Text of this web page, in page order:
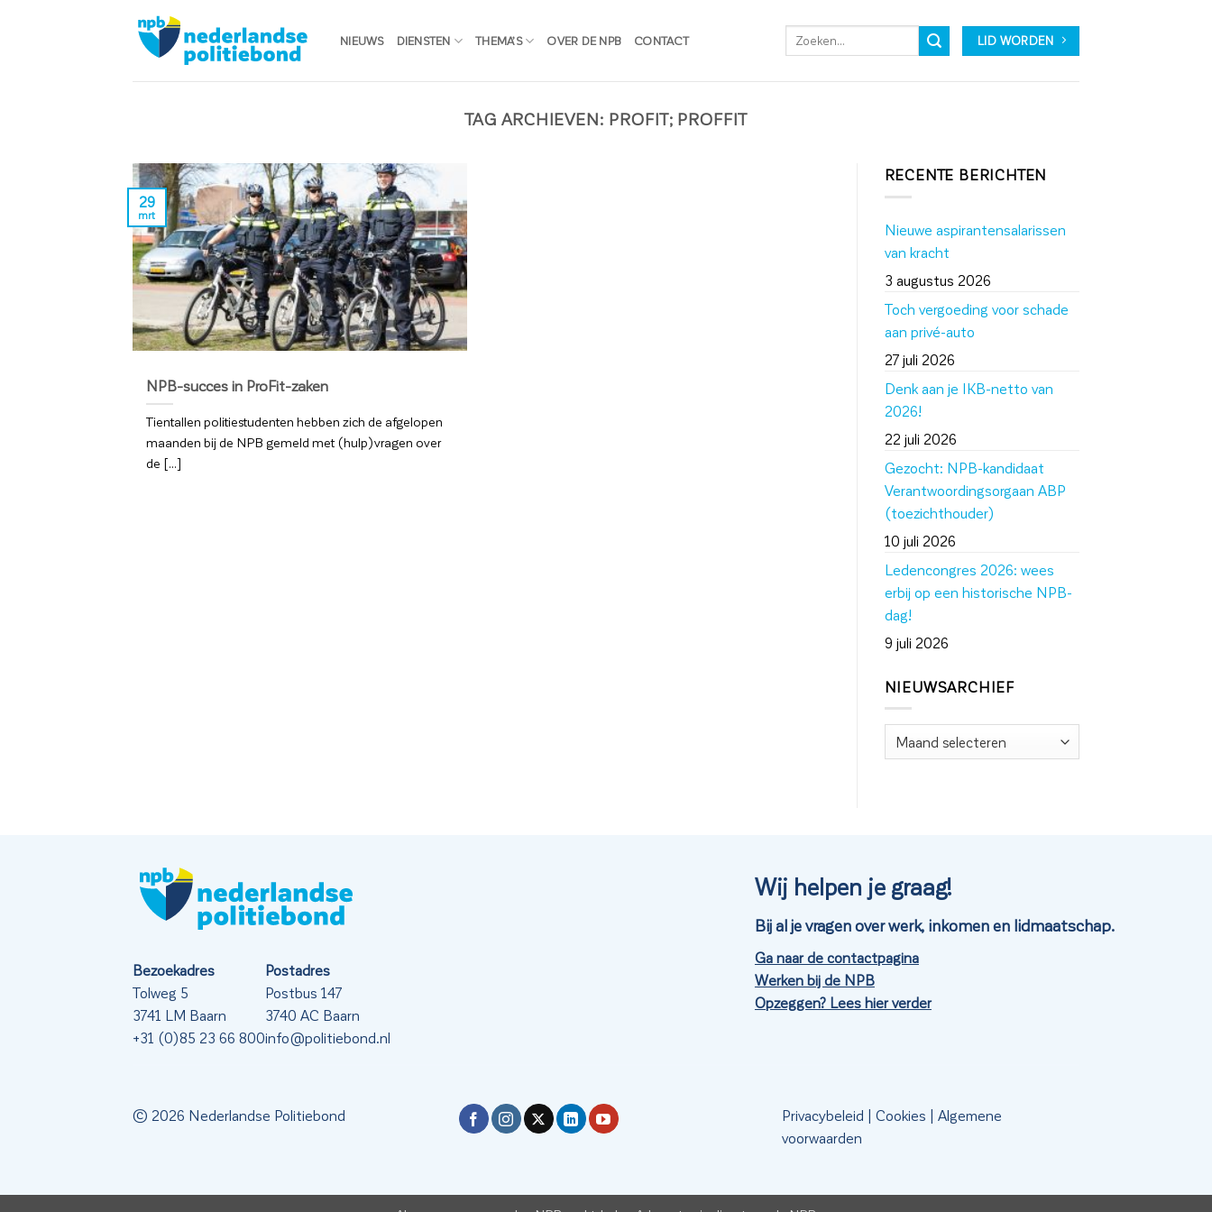
NIEUWS DIENSTEN THEMA’S OVER DE NPB CONTACT LID WORDEN
TAG ARCHIEVEN: PROFIT; PROFFIT
NPB-succes in ProFit-zaken
Tientallen politiestudenten hebben zich de afgelopen
maanden bij de NPB gemeld met (hulp)vragen over
de [...]
29
mrt
RECENTE BERICHTEN
Nieuwe aspirantensalarissen
van kracht
3 augustus 2026
Toch vergoeding voor schade
aan privé-auto
27 juli 2026
Denk aan je IKB-netto van
2026!
22 juli 2026
Gezocht: NPB-kandidaat
Verantwoordingsorgaan ABP
(toezichthouder)
10 juli 2026
Ledencongres 2026: wees
erbij op een historische NPB-
dag!
9 juli 2026
NIEUWSARCHIEF
Nieuwsarchief
Bezoekadres
Tolweg 5
3741 LM Baarn
+31 (0)85 23 66 800
Postadres
Postbus 147
3740 AC Baarn
info@politiebond.nl
Wij helpen je graag!
Bij al je vragen over werk, inkomen en lidmaatschap.
Ga naar de contactpagina
Werken bij de NPB
Opzeggen? Lees hier verder
© 2026 Nederlandse Politiebond Privacybeleid Cookies
Algemene
voorwaarden